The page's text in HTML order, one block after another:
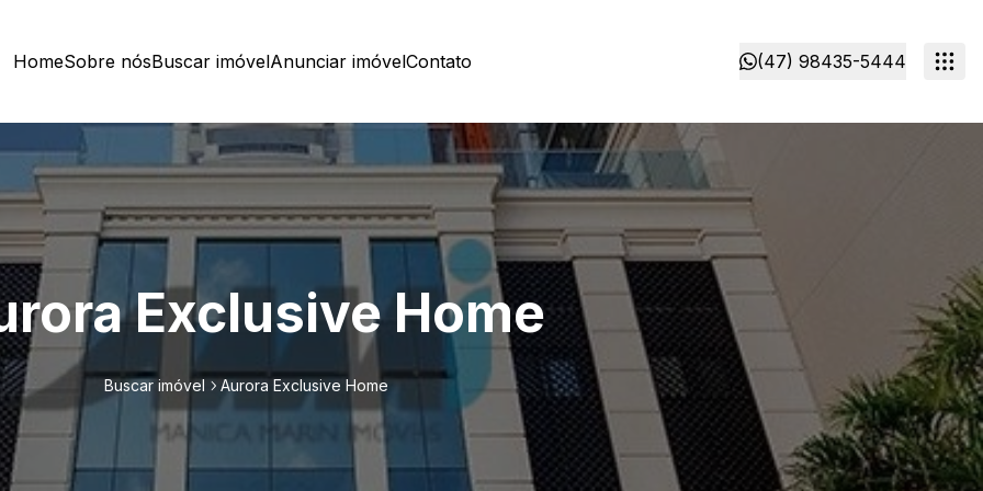
HomeSobre nósBuscar imóvelAnunciar imóvelContato (47) 98435-5444
Exclusive Home
Buscar imóvel Aurora Exclusive Home